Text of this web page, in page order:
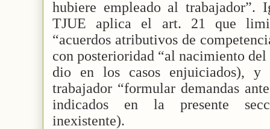
hubiere empleado al trabajador”.
TJUE aplica el art. 21 que
“acuerdos atributivos de
con posterioridad “al nacimiento
dio en los casos enjuiciados),
trabajador “formular demandas
indicados en la presente
inexistente).